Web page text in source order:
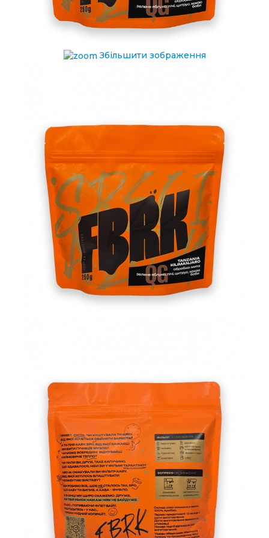
Збільшити зображення